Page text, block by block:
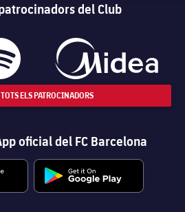
del Club
ELS PATROCINADORS
oficial del FC Barcelona